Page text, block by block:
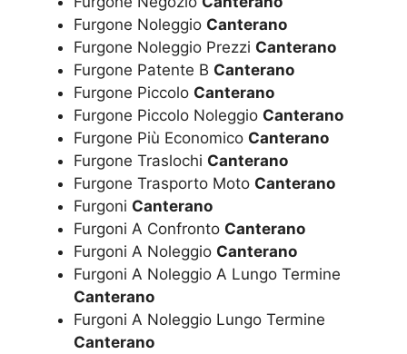
Furgone Noleggio Canterano
Furgone Noleggio Prezzi Canterano
Furgone Patente B Canterano
Furgone Piccolo Canterano
Furgone Piccolo Noleggio Canterano
Furgone Più Economico Canterano
Furgone Traslochi Canterano
Furgone Trasporto Moto Canterano
Furgoni Canterano
Furgoni A Confronto Canterano
Furgoni A Noleggio Canterano
Furgoni A Noleggio A Lungo Termine
Canterano
Furgoni A Noleggio Lungo Termine
Canterano